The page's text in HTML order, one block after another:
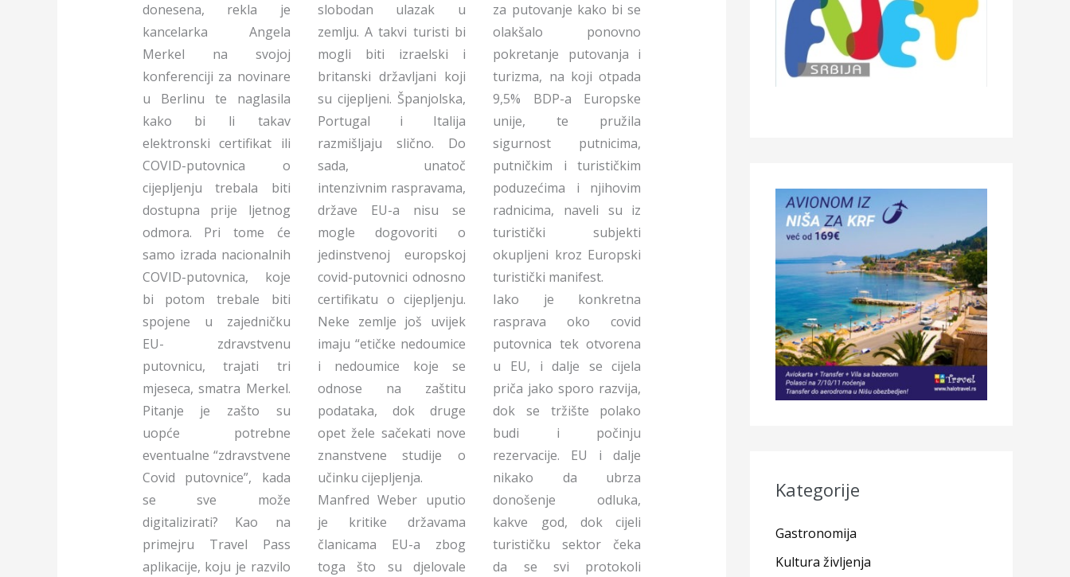
donesena, rekla je
kancelarka Angela
Merkel na svojoj
konferenciji za novinare
u Berlinu te naglasila
kako bi li takav
elektronski certifikat ili
COVID-putovnica o
cijepljenju trebala biti
dostupna prije ljetnog
odmora. Pri tome će
samo izrada nacionalnih
COVID-putovnica, koje
bi potom trebale biti
spojene u zajedničku
EU- zdravstvenu
putovnicu, trajati tri
mjeseca, smatra Merkel.
Pitanje je zašto su
uopće potrebne
eventualne “zdravstvene
Covid putovnice”, kada
se sve može
digitalizirati? Kao na
primejru Travel Pass
aplikacije, koju je razvilo
slobodan ulazak u
zemlju. A takvi turisti bi
mogli biti izraelski i
britanski državljani koji
su cijepljeni. Španjolska,
Portugal i Italija
razmišljaju slično. Do
sada, unatoč
intenzivnim raspravama,
države EU-a nisu se
mogle dogovoriti o
jedinstvenoj europskoj
covid-putovnici odnosno
certifikatu o cijepljenju.
Neke zemlje još uvijek
imaju “etičke nedoumice
i nedoumice koje se
odnose na zaštitu
podataka, dok druge
opet žele sačekati nove
znanstvene studije o
učinku cijepljenja.
Manfred Weber uputio
je kritike državama
članicama EU-a zbog
toga što su djelovale
za putovanje kako bi se
olakšalo ponovno
pokretanje putovanja i
turizma, na koji otpada
9,5% BDP-a Europske
unije, te pružila
sigurnost putnicima,
putničkim i turističkim
poduzećima i njihovim
radnicima, naveli su iz
turistički subjekti
okupljeni kroz Europski
turistički manifest.
Iako je konkretna
rasprava oko covid
putovnica tek otvorena
u EU, i dalje se cijela
priča jako sporo razvija,
dok se tržište polako
budi i počinju
rezervacije. EU i dalje
nikako da ubrza
donošenje odluka,
kakve god, dok cijeli
turističku sektor čeka
da se svi protokoli
Kategorije
Gastronomija
Kultura življenja